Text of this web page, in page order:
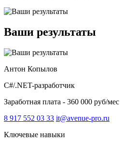
Ваши результаты
Антон Копылов
C#/.NET-разработчик
Заработная плата - 360 000 руб/мес
8 917 552 03 33 it@avenue-pro.ru
Ключевые навыки